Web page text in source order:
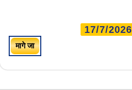
17/7/2026
मागे जा